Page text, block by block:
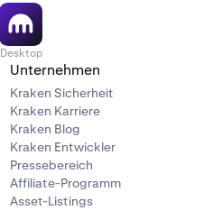
Desktop
Unternehmen
Kraken Sicherheit
Kraken Karriere
Kraken Blog
Kraken Entwickler
Pressebereich
Affiliate-Programm
Asset-Listings